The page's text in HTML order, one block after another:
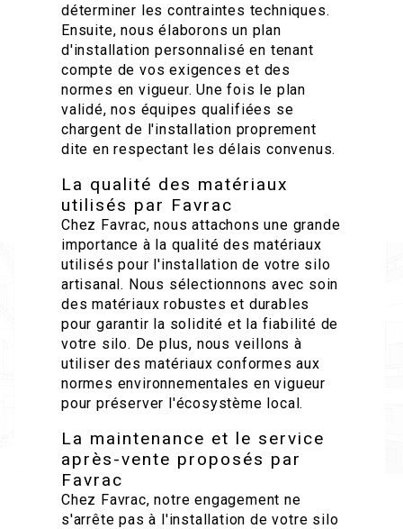
déterminer les contraintes techniques.
Ensuite, nous élaborons un plan
d'installation personnalisé en tenant
compte de vos exigences et des
normes en vigueur. Une fois le plan
validé, nos équipes qualifiées se
chargent de l'installation proprement
dite en respectant les délais convenus.
La qualité des matériaux
utilisés par Favrac
Chez Favrac, nous attachons une grande
importance à la qualité des matériaux
utilisés pour l'installation de votre silo
artisanal. Nous sélectionnons avec soin
des matériaux robustes et durables
pour garantir la solidité et la fiabilité de
votre silo. De plus, nous veillons à
utiliser des matériaux conformes aux
normes environnementales en vigueur
pour préserver l'écosystème local.
La maintenance et le service
après-vente proposés par
Favrac
Chez Favrac, notre engagement ne
s'arrête pas à l'installation de votre silo